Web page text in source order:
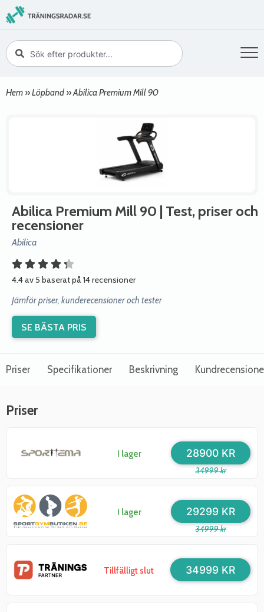
Hem »Löpband »Abilica Premium Mill 90
Abilica Premium Mill 90 | Test, priser och
recensioner
Abilica
4.4 av 5 baserat på 14 recensioner
Jämför priser, kunderecensioner och tester
SE BÄSTA PRIS
Priser Specifikationer Beskrivning
Priser
I lager
34999 kr
28900 KR
I lager
34999 kr
29299 KR
Tillfälligt slut 34999 KR